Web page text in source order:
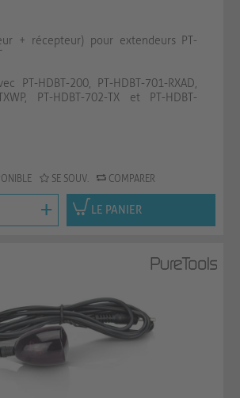
+ récepteur) pour extendeurs PT-
PT-HDBT-200, PT-HDBT-701-RXAD,
PT-HDBT-702-TX et PT-HDBT-
SE SOUV. COMPARER
+ LE PANIER